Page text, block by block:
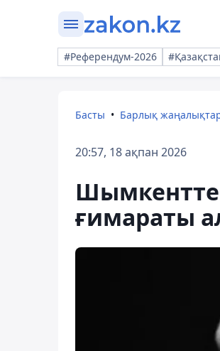
#Референдум-2026
Басты Барлық
20:57, 18 ақпан 2026
Шымкентте
ғимараты